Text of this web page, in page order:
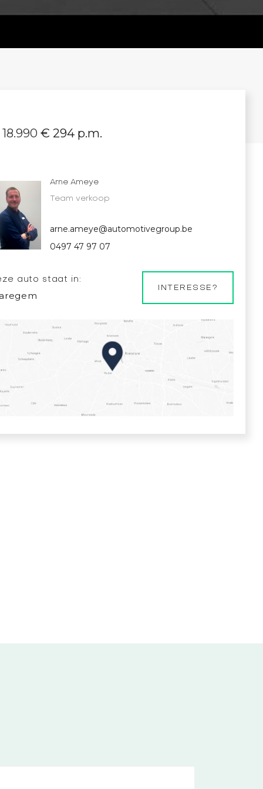
€ 294 p.m.
Arne Ameye
Team verkoop
arne.ameye@automotivegroup.be
0497 47 97 07
auto staat in:
INTERESSE?